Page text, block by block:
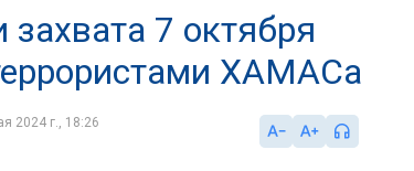
7 октября
ХАМАСа
2024 г., 18:26